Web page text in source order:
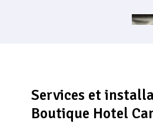
Services et
Boutique Hotel